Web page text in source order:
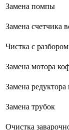
Замена помпы
Замена счетчика
Чистка с
Замена мотора
Замена редуктора
Замена трубок
Очистка